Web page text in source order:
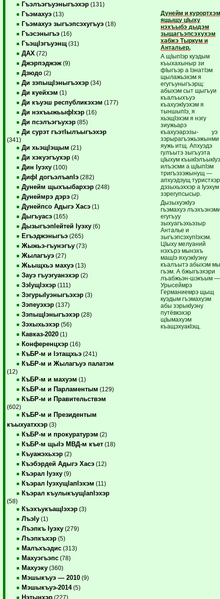
Гъэлъэгъуэныгъэхэр (131)
Гъэмахуэ (13)
Гъэмахуэ зыгъэпсэхугъуэ (18)
Гъэсэныгъэ (16)
ГъэщIэгъуэнщ (31)
ДАХ (72)
Джэрпэджэж (9)
Дзюдо (2)
Ди зэпыщIэныгъэхэр (34)
Ди куейхэм (1)
Ди къуэш республикэхэм (177)
Ди нэхъыжьыфIхэр (16)
Ди псэлъэгъухэр (85)
Ди сурэт гъэтIылъыгъэхэр
(341)
Ди хьэщIэщым (21)
Ди хэкуэгъухэр (4)
Дин Iуэху (100)
ДифI догъэлъапIэ (282)
Дунейм щыхъыбархэр (248)
Дунеймрэ дэрэ (2)
Дунейпсо Адыгэ Хасэ (1)
Дыгъуасэ (165)
ДызыгъэпIейтей Iуэху (6)
Егъэджэныгъэ (265)
Жыжьэ-гъунэгъу (73)
Жылагъуэ (27)
Жьыщхьэ махуэ (13)
Зауэ гъуэгуанэхэр (2)
ЗэIущIэхэр (111)
ЗэгурыIуэныгъэхэр (3)
Зэпеуэхэр (137)
ЗэпыщIэныгъэхэр (28)
Зэхыхьэхэр (56)
Кавказ-2020 (1)
Конференцхэр (16)
КъБР-м и Iэтащхьэ (241)
КъБР-м и Жылагъуэ палатэм
(12)
КъБР-м и махуэм (1)
КъБР-м и Парламентым (129)
КъБР-м и Правительствэм
(602)
КъБР-м и Президентым
къыхуатххэр (3)
КъБР-м и прокуратурэм (2)
КъБР-м щыIэ МВД-м къет (18)
Къуажэхьхэр (2)
Къэбэрдей Адыгэ Хасэ (12)
Къэрал Iуэху (9)
Къэрал IуэхущIапIэхэм (11)
Къэрал къулыкъущIапIэхэр
(58)
КъэхъукъащIэхэр (3)
ЛъэIу (1)
Лъэпкъ Iуэху (279)
Лъэпкъхэр (5)
Малъхъэдис (313)
Махуэгъэпс (78)
Махуэку (360)
Мэшыкъуэ — 2010 (9)
Мэшыкъуэ-2014(5)
Нэтынхэр (227)
Дунейм и
ящыщу цIыху
нэхъыбэ дыдэм
зыщагъэпсэхухэм
хабжэ Тыркум и
Антальер.
А щIыпIэр куэдым
къыхахыныр зи
фIыгъэр а IэнатIэм
щылажьэхэм я
егугъуныгъэрщ:
абыхэм сыт щыгъуи
къалъыхъуэ
къахуэкIуэхэм я
тыншыпIэ, я
хьэщIэхэм я нэгу
зиужьарэ
къахуэарэзы- уэ
зэрырагъэжьэжынми
яужь итщ. Апхуэдэ
гулъытэ зыгъуэта
цIыхум
илъэсми а щIыпIэм
тригъэзэжынущ —
апхуэдэущ туристхэр
дэзыхьэххэр а Iуэхум
зэрегупсысыр.
ДызыхуэкIуэ
гъэмахуэ
егугъуу
зыхуагъэхьэзыр
Анталье и
зыгъэпсэхупIэхэм.
ЦIыху мелуаний
нэхърэ мынэхъ
мащIэ яхуэкIуэну
къалъытэ абыхэм
гъэм. А бжыгъэхэри
лъабжьэн-шэкъым —
Урысеймрэ
Германиемрэ щыщ
куэдым гъэмахуэм
абы зэрыкIуэну
путёвкэхэр
щIымахуэм
къащэхуакIэщ.